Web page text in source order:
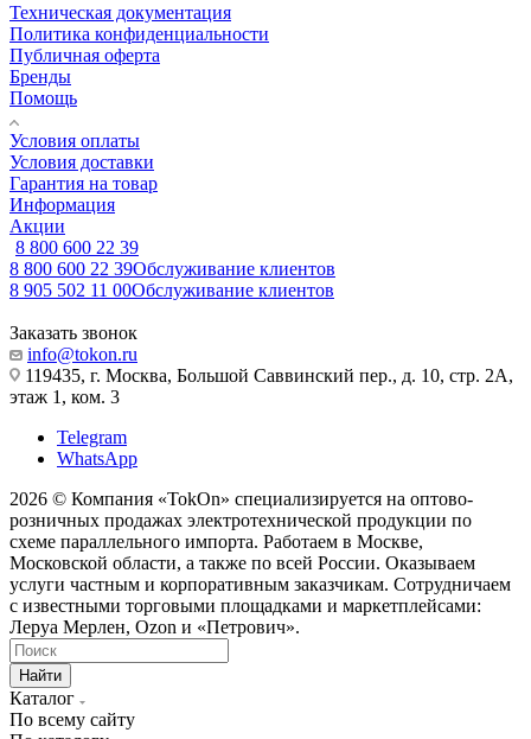
Техническая документация
Политика конфиденциальности
Публичная оферта
Бренды
Помощь
Условия оплаты
Условия доставки
Гарантия на товар
Информация
Акции
8 800 600 22 39
8 800 600 22 39Обслуживание клиентов
8 905 502 11 00Обслуживание клиентов
Заказать звонок
info@tokon.ru
119435, г. Москва, Большой Саввинский пер., д. 10, стр. 2А,
этаж 1, ком. 3
Telegram
WhatsApp
2026 © Компания «TokOn» специализируется на оптово-
розничных продажах электротехнической продукции по
схеме параллельного импорта. Работаем в Москве,
Московской области, а также по всей России. Оказываем
услуги частным и корпоративным заказчикам. Сотрудничаем
с известными торговыми площадками и маркетплейсами:
Леруа Мерлен, Ozon и «Петрович».
Найти
Каталог
По всему сайту